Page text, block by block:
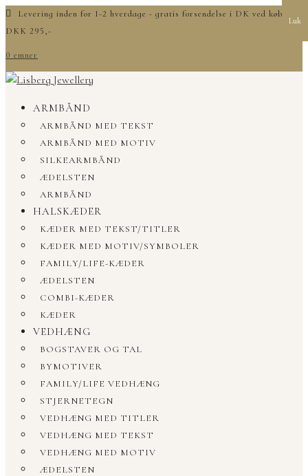
Levering inden for 1-2 hverdage - gratis forsendelse i DK ved køb over
DKK 295,-
0 emner
ARMBÅND
ARMBÅND MED TEKST
ARMBÅND MED MOTIV
SILKEARMBÅND
ÆDELSTEN
ARMBÅND
HALSKÆDER
KÆDER MED TEKST/TITLER
KÆDER MED MOTIV/SYMBOLER
FAMILY/LIFE-KÆDER
ÆDELSTEN
COMBI-KÆDER
KÆDER
VEDHÆNG
BOGSTAVER OG TAL
BYMOTIVER
FAMILY/LIFE VEDHÆNG
STJERNETEGN
VEDHÆNG MED TITLER
VEDHÆNG MED TEKST
VEDHÆNG MED MOTIV
ÆDELSTEN
Luk